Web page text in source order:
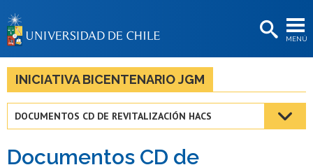
MENÚ
BIBLIOTECAS
LA UNIVERSIDAD
Estudiantes
Académicas/os
INICIATIVA BICENTENARIO JGM
DOCUMENTOS CD DE REVITALIZACIÓN HACS
Documentos CD de